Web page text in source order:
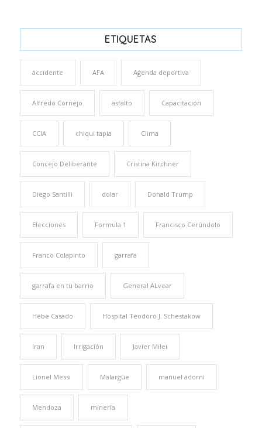
ETIQUETAS
accidente AFA Agenda deportiva
Alfredo Cornejo asfalto Capacitación
CCIA chiqui tapia Clima
Concejo Deliberante Cristina Kirchner
Diego Santilli dolar Donald Trump
Elecciones Formula 1 Francisco Cerúndolo
Franco Colapinto garrafa
garrafa en tu barrio General ALvear
Hebe Casado Hospital Teodoro J. Schestakow
Iran Irrigación Javier Milei
Lionel Messi Malargüe manuel adorni
Mendoza minería